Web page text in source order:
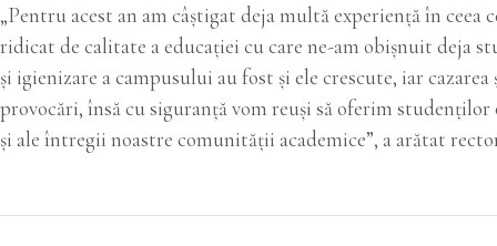
„Pentru acest an am câştigat deja multă experienţă în ceea
ridicat de calitate a educaţiei cu care ne-am obişnuit deja
şi igienizare a campusului au fost şi ele crescute, iar
provocări, însă cu siguranţă vom reuşi să oferim
şi ale întregii noastre comunităţii academice”, a arătat